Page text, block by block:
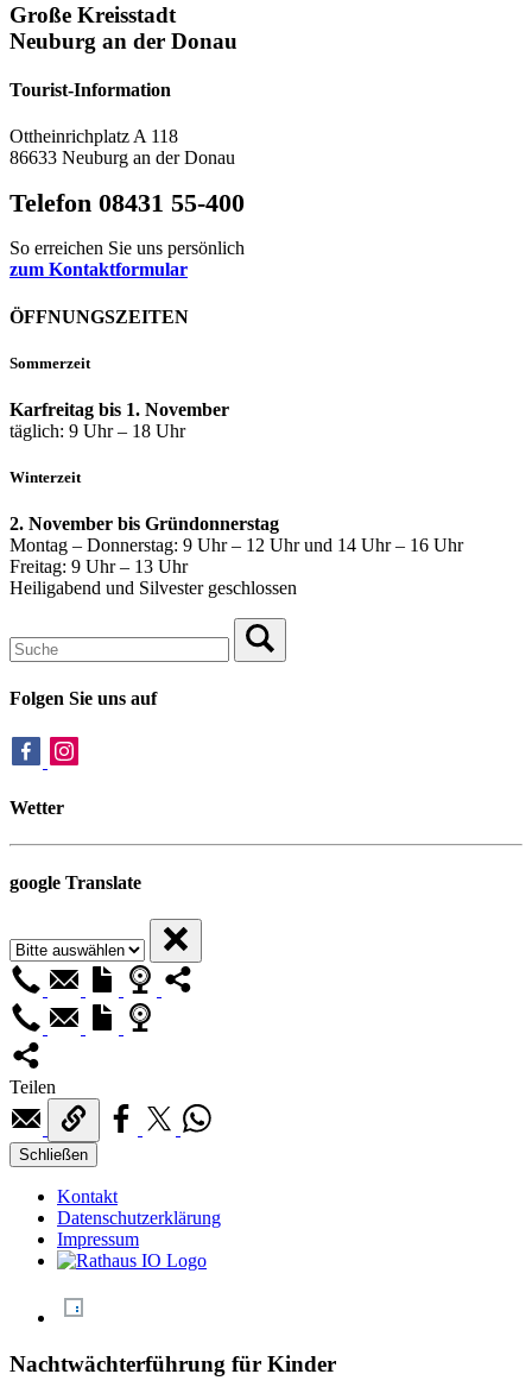
Große Kreisstadt
Neuburg an der Donau
Tourist-Information
Ottheinrichplatz A 118
86633 Neuburg an der Donau
Telefon 08431 55-400
So erreichen Sie uns persönlich
zum Kontaktformular
ÖFFNUNGSZEITEN
Sommerzeit
Karfreitag bis 1. November
täglich: 9 Uhr – 18 Uhr
Winterzeit
2. November bis Gründonnerstag
Montag – Donnerstag: 9 Uhr – 12 Uhr und 14 Uhr – 16 Uhr
Freitag: 9 Uhr – 13 Uhr
Heiligabend und Silvester geschlossen
Folgen Sie uns auf
Wetter
google Translate
Teilen
Schließen
Kontakt
Datenschutzerklärung
Impressum
Nachtwächterführung für Kinder